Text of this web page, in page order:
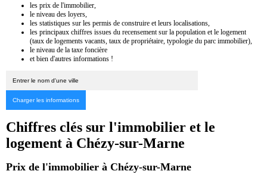
les prix de l'immobilier,
le niveau des loyers,
les statistiques sur les permis de construire et leurs localisations,
les principaux chiffres issues du recensement sur la population et le logement
(taux de logements vacants, taux de propriétaire, typologie du parc immobilier),
le niveau de la taxe foncière
et bien d'autres informations !
Chiffres clés sur l'immobilier et le
logement à Chézy-sur-Marne
Prix de l'immobilier à Chézy-sur-Marne